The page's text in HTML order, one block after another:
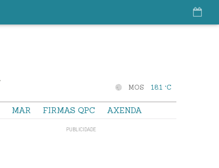
MOS 18.1 °C
MAR FIRMAS QPC AXENDA